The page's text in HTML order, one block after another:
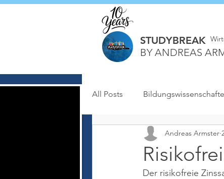
STUDYBREAK
BY ANDREAS
All Posts
Andreas Armster
Der risikofreie